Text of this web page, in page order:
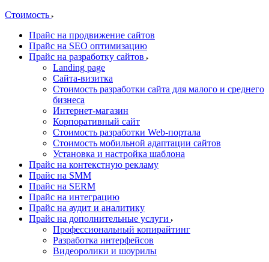
Стоимость
Прайс на продвижение сайтов
Прайс на SEO оптимизацию
Прайс на разработку сайтов
Landing page
Cайта-визитка
Стоимость разработки сайта для малого и среднего
бизнеса
Интернет-магазин
Корпоративный сайт
Стоимость разработки Web-портала
Стоимость мобильной адаптации сайтов
Установка и настройка шаблона
Прайс на контекстную рекламу
Прайс на SMM
Прайс на SERM
Прайс на интеграцию
Прайс на аудит и аналитику
Прайс на дополнительные услуги
Профессиональный копирайтинг
Разработка интерфейсов
Видеоролики и шоурилы